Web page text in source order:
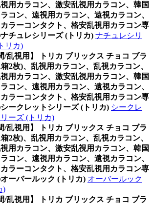
用カラコン、激安乱視用カラコン、韓国
コン、遠視用カラコン、遠視カラコン、
ラーコンタクト、格安乱視用カラコン専
チュレシリーズ (トリカ) ナチュレシリ
リカ)
/乱視用】 トリカ ブリックス チョコ ブラ
箱2枚)、乱視用カラコン、乱視カラコン、
用カラコン、激安乱視用カラコン、韓国
コン、遠視用カラコン、遠視カラコン、
ラーコンタクト、格安乱視用カラコン専
ークレットシリーズ (トリカ) シークレ
ーズ (トリカ)
/乱視用】 トリカ ブリックス チョコ ブラ
箱2枚)、乱視用カラコン、乱視カラコン、
用カラコン、激安乱視用カラコン、韓国
コン、遠視用カラコン、遠視カラコン、
ラーコンタクト、格安乱視用カラコン専
ーバールック (トリカ) オーバールック
)
/乱視用】 トリカ ブリックス チョコ ブラ